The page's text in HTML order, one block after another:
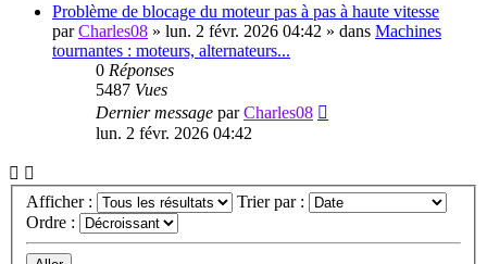
Problème de blocage du moteur pas à pas à haute vitesse
parCharles08 » lun. 2 févr. 2026 04:42 » dans Machines
tournantes : moteurs, alternateurs...
0 Réponses
5487 Vues
Dernier message parCharles08
lun. 2 févr. 2026 04:42
Afficher :
Trier par :
Ordre :